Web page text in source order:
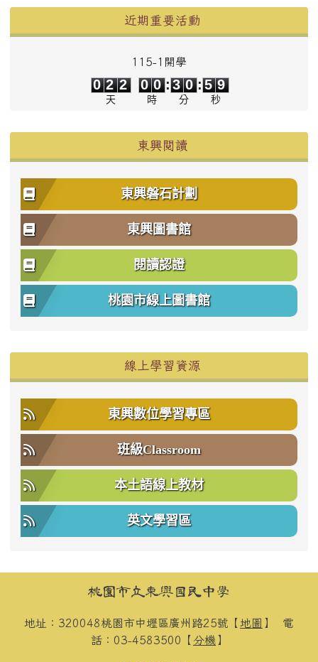
近期重要活動
115-1開學
0 2 2
天
0
0
0
0
時
:
3
3
0
0
分
: 5 9
秒
東興閱讀
東興磐石計劃
東興圖書館
閱讀認證
桃園市線上圖書館
線上學習資源
東興數位學習專區
班級Classroom
本土語線上教材
英文學習區
頁尾區域內容桃園市立東興國民中學
地址：320048桃園市中壢區廣州路25號【 地圖 】 電
話：03-4583500【 分機 】